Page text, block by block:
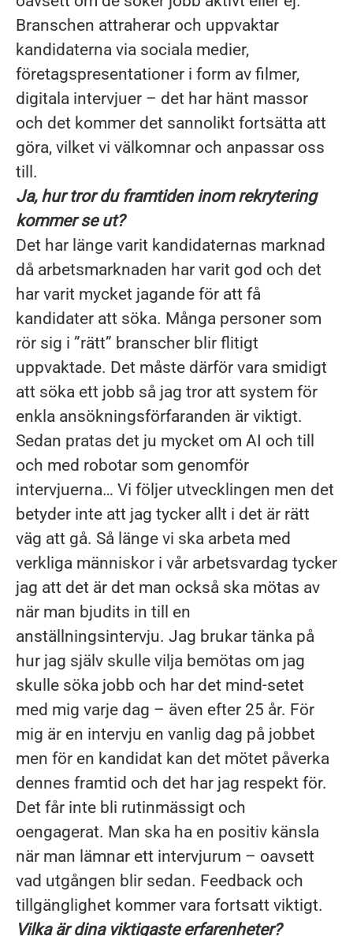
Branschen attraherar och uppvaktar
kandidaterna via sociala medier,
företagspresentationer i form av filmer,
digitala intervjuer – det har hänt massor
och det kommer det sannolikt fortsätta att
göra, vilket vi välkomnar och anpassar oss
till.
Ja, hur tror du framtiden inom rekrytering
kommer se ut?
Det har länge varit kandidaternas marknad
då arbetsmarknaden har varit god och det
har varit mycket jagande för att få
kandidater att söka. Många personer som
rör sig i ”rätt” branscher blir flitigt
uppvaktade. Det måste därför vara smidigt
att söka ett jobb så jag tror att system för
enkla ansökningsförfaranden är viktigt.
Sedan pratas det ju mycket om AI och till
och med robotar som genomför
intervjuerna… Vi följer utvecklingen men det
betyder inte att jag tycker allt i det är rätt
väg att gå. Så länge vi ska arbeta med
verkliga människor i vår arbetsvardag tycker
jag att det är det man också ska mötas av
när man bjudits in till en
anställningsintervju. Jag brukar tänka på
hur jag själv skulle vilja bemötas om jag
skulle söka jobb och har det mind-setet
med mig varje dag – även efter 25 år. För
mig är en intervju en vanlig dag på jobbet
men för en kandidat kan det mötet påverka
dennes framtid och det har jag respekt för.
Det får inte bli rutinmässigt och
oengagerat. Man ska ha en positiv känsla
när man lämnar ett intervjurum – oavsett
vad utgången blir sedan. Feedback och
tillgänglighet kommer vara fortsatt viktigt.
Vilka är dina viktigaste erfarenheter?